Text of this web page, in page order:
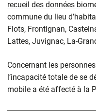
recueil des données
commune du lieu
Flots, Frontignan,
Lattes, Juvignac, La-
Concernant les
l’incapacité totale de se
mobile a été affecté à la